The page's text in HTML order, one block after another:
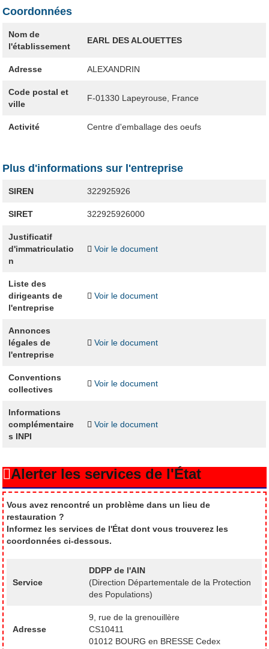
Coordonnées
Nom de
l'établissement
EARL DES ALOUETTES
Adresse ALEXANDRIN
Code postal et
ville
F-01330 Lapeyrouse, France
Activité Centre d'emballage des oeufs
Plus d'informations sur l'entreprise
SIREN 322925926
SIRET 322925926000
Justificatif
d'immatriculatio
n
Voir le document
Liste des
dirigeants de
l'entreprise
Voir le document
Annonces
légales de
l'entreprise
Voir le document
Conventions
collectives
Voir le document
Informations
complémentaire
s INPI
Voir le document
Alerter les services de l'État
Vous avez rencontré un problème dans un lieu de
restauration ?
Informez les services de l'État dont vous trouverez les
coordonnées ci-dessous.
Service
DDPP de l'AIN
(Direction Départementale de la Protection
des Populations)
Adresse
9, rue de la grenouillère
CS10411
01012 BOURG en BRESSE Cedex